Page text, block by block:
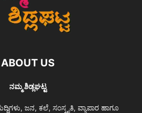
ABOUT US
ನಮ್ಮ ಶಿಡ್ಲಘಟ್ಟ
ಜನ, ಕಲೆ, ಸಂಸ್ಕೃತಿ, ವ್ಯಾಪಾರ ಹಾಗೂ